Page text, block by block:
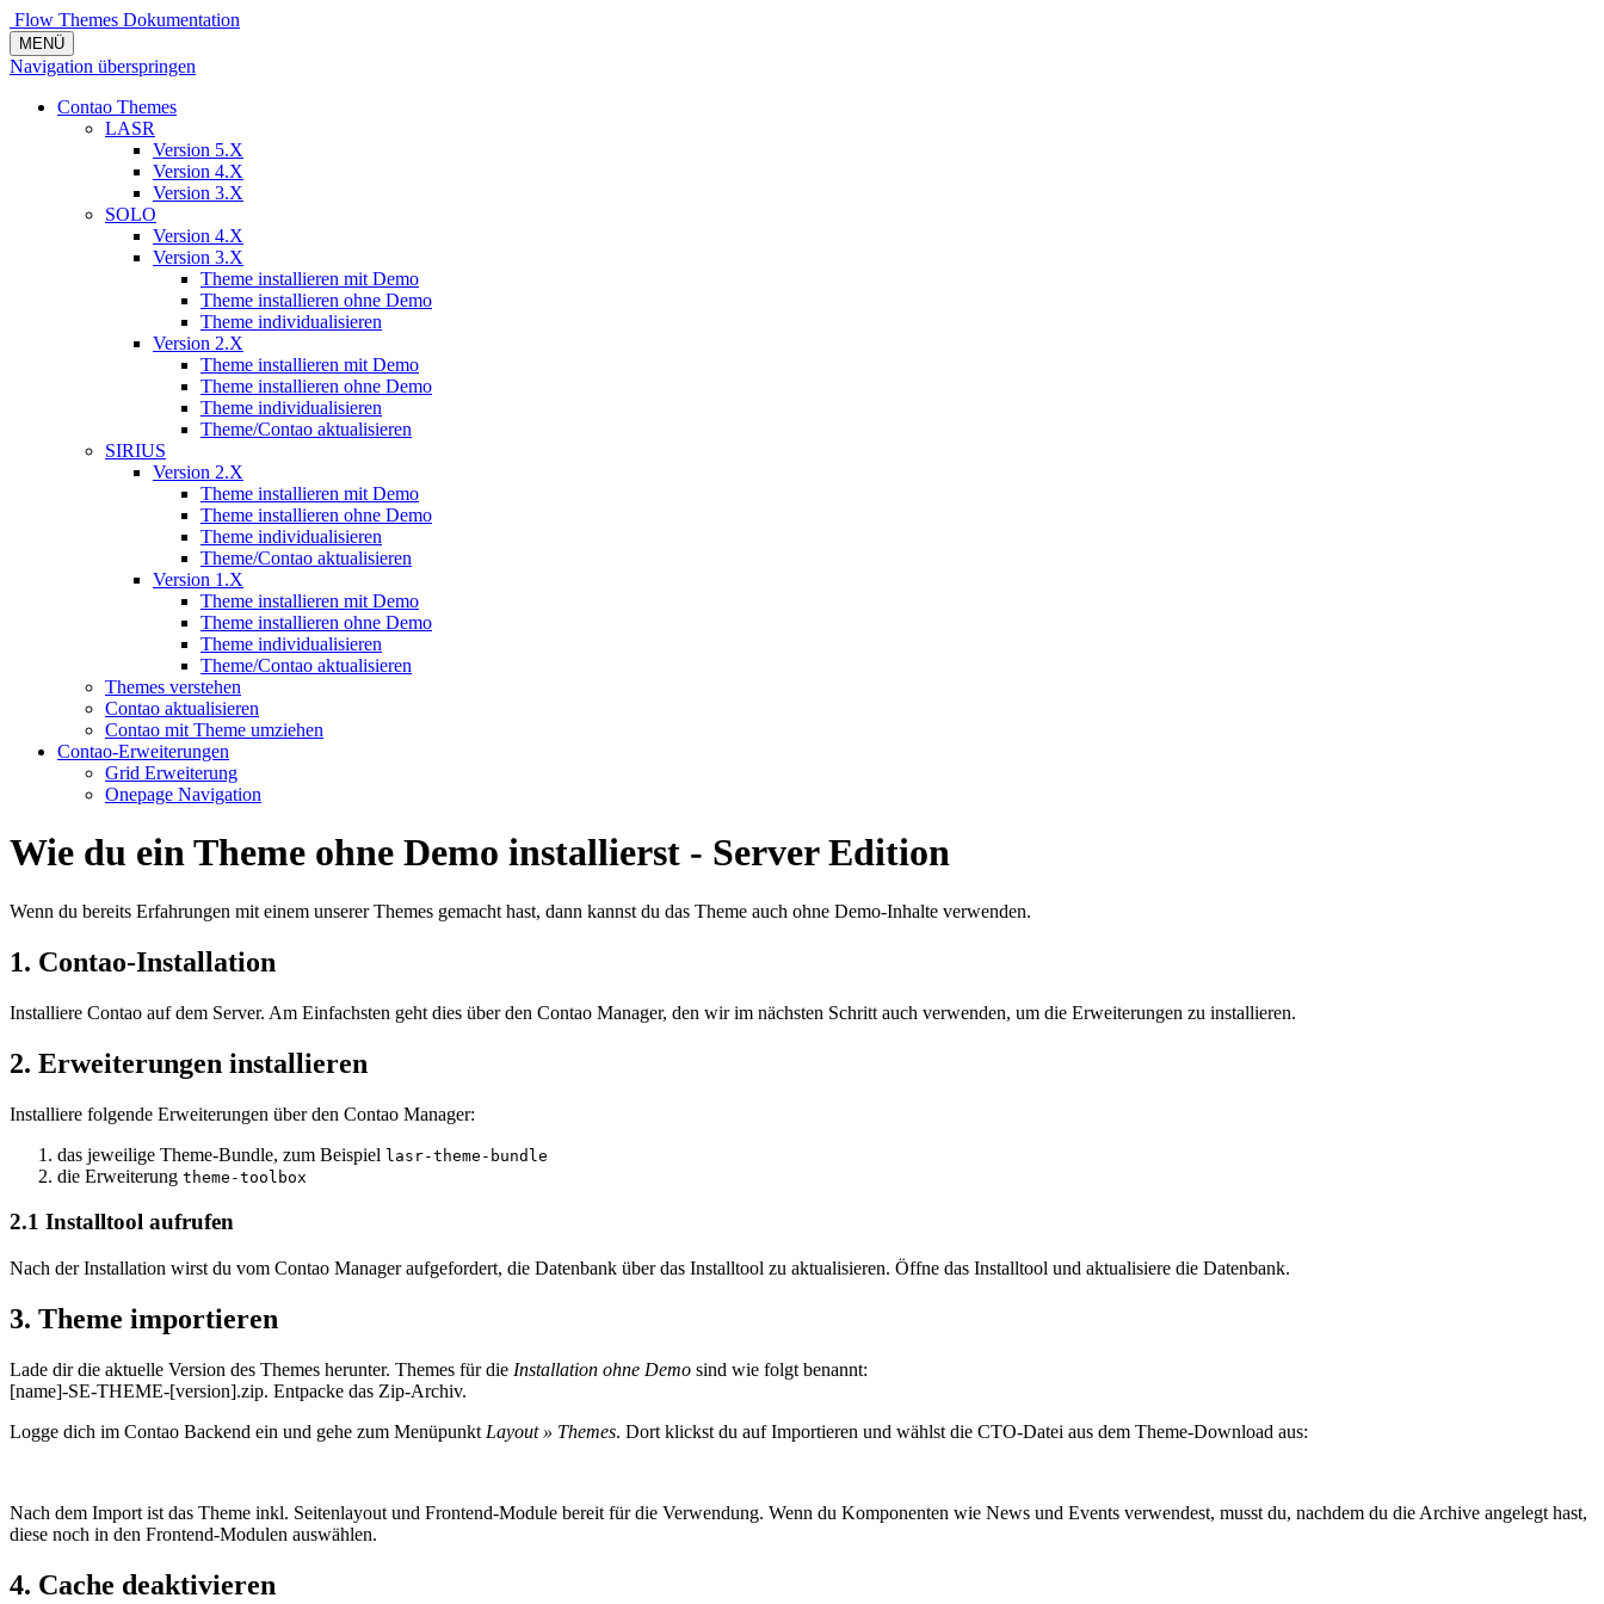
Flow Themes Dokumentation
MENÜ
Navigation überspringen
Contao Themes
LASR
Version 5.X
Version 4.X
Version 3.X
SOLO
Version 4.X
Version 3.X
Theme installieren mit Demo
Theme installieren ohne Demo
Theme individualisieren
Version 2.X
Theme installieren mit Demo
Theme installieren ohne Demo
Theme individualisieren
Theme/Contao aktualisieren
SIRIUS
Version 2.X
Theme installieren mit Demo
Theme installieren ohne Demo
Theme individualisieren
Theme/Contao aktualisieren
Version 1.X
Theme installieren mit Demo
Theme installieren ohne Demo
Theme individualisieren
Theme/Contao aktualisieren
Themes verstehen
Contao aktualisieren
Contao mit Theme umziehen
Contao-Erweiterungen
Grid Erweiterung
Onepage Navigation
Wie du ein Theme ohne Demo installierst - Server Edition
Wenn du bereits Erfahrungen mit einem unserer Themes gemacht hast, dann kannst du das Theme auch ohne Demo-Inhalte verwenden.
1. Contao-Installation
Installiere Contao auf dem Server. Am Einfachsten geht dies über den Contao Manager, den wir im nächsten Schritt auch verwenden, um die Erweiterungen zu installieren.
2. Erweiterungen installieren
Installiere folgende Erweiterungen über den Contao Manager:
das jeweilige Theme-Bundle, zum Beispiel lasr-theme-bundle
die Erweiterung theme-toolbox
2.1 Installtool aufrufen
Nach der Installation wirst du vom Contao Manager aufgefordert, die Datenbank über das Installtool zu aktualisieren. Öffne das Installtool und aktualisiere die Datenbank.
3. Theme importieren
Lade dir die aktuelle Version des Themes herunter. Themes für die Installation ohne Demo sind wie folgt benannt:
[name]-SE-THEME-[version].zip. Entpacke das Zip-Archiv.
Logge dich im Contao Backend ein und gehe zum Menüpunkt Layout » Themes. Dort klickst du auf Importieren und wählst die CTO-Datei aus dem Theme-Download aus:
Nach dem Import ist das Theme inkl. Seitenlayout und Frontend-Module bereit für die Verwendung. Wenn du Komponenten wie News und Events verwendest, musst du, nachdem du die Archive angelegt hast,
diese noch in den Frontend-Modulen auswählen.
4. Cache deaktivieren